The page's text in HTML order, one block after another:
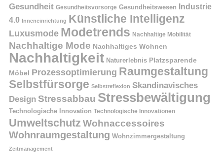
Gesundheit Gesundheitsvorsorge Gesundheitswesen Industrie
4.0 Inneneinrichtung Künstliche Intelligenz
Luxusmode Modetrends Nachhaltige Mobilität
Nachhaltige Mode Nachhaltiges Wohnen
Nachhaltigkeit Naturerlebnis Platzsparende
Möbel Prozessoptimierung Raumgestaltung
Selbstfürsorge Selbstreflexion Skandinavisches
Design Stressabbau Stressbewältigung
Technologische Innovation Technologische Innovationen
Umweltschutz Wohnaccessoires
Wohnraumgestaltung Wohnzimmergestaltung
Zeitmanagement